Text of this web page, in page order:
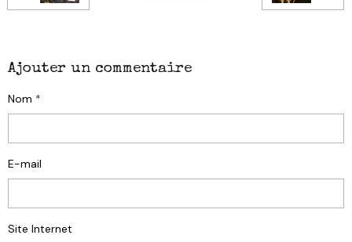
Ajouter un commentaire
Nom
E-mail
Site Internet